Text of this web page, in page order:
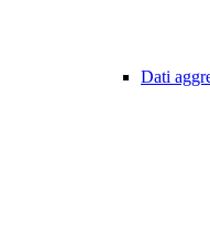
Dati